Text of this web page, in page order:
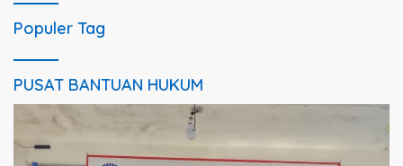
Populer Tag
PUSAT BANTUAN HUKUM